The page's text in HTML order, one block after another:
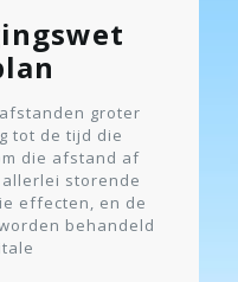
groter
tot de tijd die
die afstand af
storende
effecten, en de
behandeld